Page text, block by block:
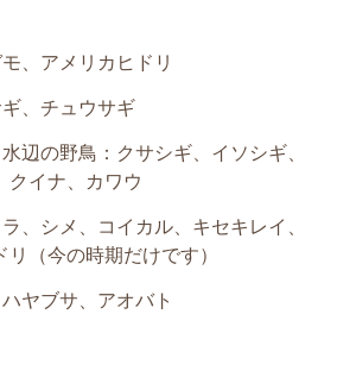
、アメリカヒドリ
、チュウサギ
辺の野鳥：クサシギ、イソシギ、
クイナ、カワウ
、シメ、コイカル、キセキレイ、
（今の時期だけです）
ヤブサ、アオバト